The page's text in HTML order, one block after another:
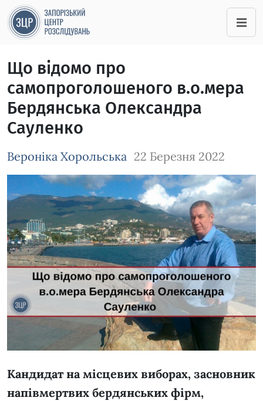
Що відомо про
самопроголошеного в.о.мера
Бердянська Олександра
Сауленко
Вероніка Хорольська 22 Березня 2022
Зображення завантажується
Кандидат на місцевих виборах, засновник
напівмертвих бердянських фірм,